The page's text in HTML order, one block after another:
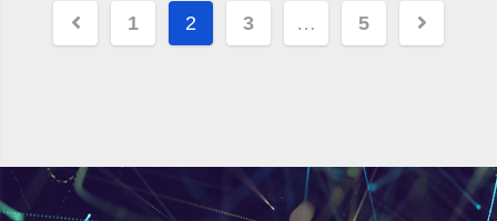
Paginação
1 2 3 … 5